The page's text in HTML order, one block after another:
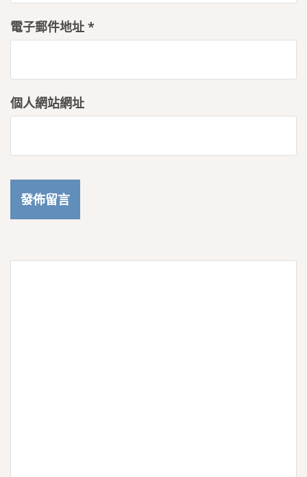
電子郵件地址 *
個人網站網址